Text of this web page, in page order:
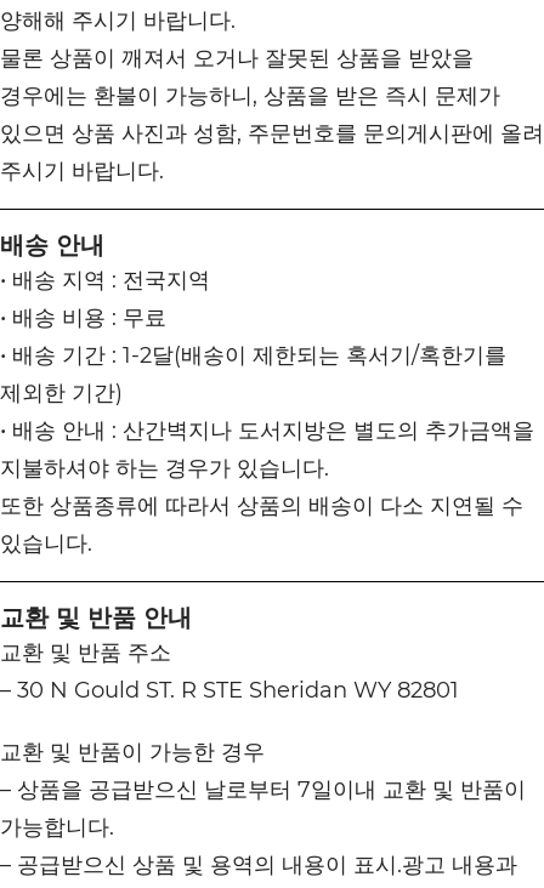
양해해 주시기 바랍니다.
물론 상품이 깨져서 오거나 잘못된 상품을 받았을
경우에는 환불이 가능하니, 상품을 받은 즉시 문제가
있으면 상품 사진과 성함, 주문번호를 문의게시판에 올려
주시기 바랍니다.
배송 안내
• 배송 지역 : 전국지역
• 배송 비용 : 무료
• 배송 기간 : 1-2달(배송이 제한되는 혹서기/혹한기를
제외한 기간)
• 배송 안내 : 산간벽지나 도서지방은 별도의 추가금액을
지불하셔야 하는 경우가 있습니다.
또한 상품종류에 따라서 상품의 배송이 다소 지연될 수
있습니다.
교환 및 반품 안내
교환 및 반품 주소
– 30 N Gould ST. R STE Sheridan WY 82801
교환 및 반품이 가능한 경우
– 상품을 공급받으신 날로부터 7일이내 교환 및 반품이
가능합니다.
– 공급받으신 상품 및 용역의 내용이 표시.광고 내용과